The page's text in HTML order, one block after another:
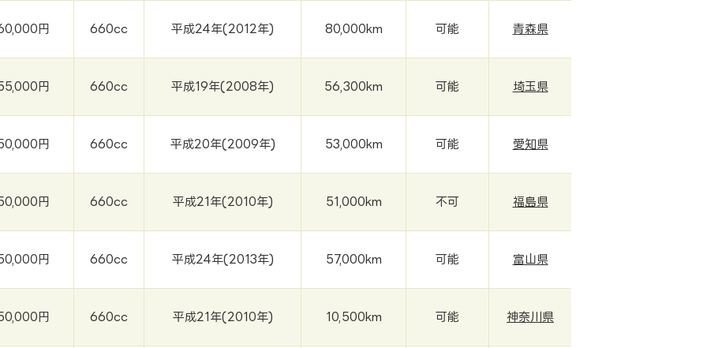
円 660cc 平成24年(2012年) 80,000km 可能 青森県
円 660cc 平成19年(2008年) 56,300km 可能 埼玉県
円 660cc 平成20年(2009年) 53,000km 可能 愛知県
円 660cc 平成21年(2010年) 51,000km 不可 福島県
円 660cc 平成24年(2013年) 57,000km 可能 富山県
円 660cc 平成21年(2010年) 10,500km 可能 神奈川県